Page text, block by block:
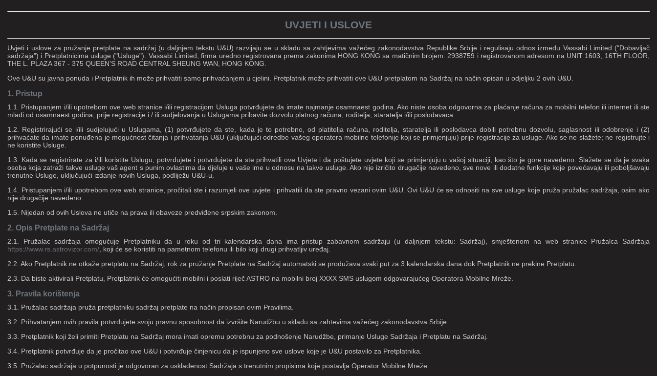
UVJETI I USLOVE
Uvjeti i uslove za pružanje pretplate na sadržaj (u daljnjem tekstu U&U) razvijaju se u skladu sa zahtjevima važećeg zakonodavstva Republike Srbije i regulisaju odnos između Vassabi Limited ("Dobavljač
sadržaja") i Pretplatnicima usluge ("Usluge"). Vassabi Limited, firma uredno registrovana prema zakonima HONG KONG sa matičnim brojem: 2938759 i registrovanom adresom na UNIT 1603, 16TH FLOOR,
THE L. PLAZA 367 - 375 QUEEN'S ROAD CENTRAL SHEUNG WAN, HONG KONG.
Ove U&U su javna ponuda i Pretplatnik ih može prihvatiti samo prihvaćanjem u cjelini. Pretplatnik može prihvatiti ove U&U pretplatom na Sadržaj na način opisan u odjeljku 2 ovih U&U.
1. Pristup
1.1. Pristupanjem i/ili upotrebom ove web stranice i/ili registracijom Usluga potvrđujete da imate najmanje osamnaest godina. Ako niste osoba odgovorna za plaćanje računa za mobilni telefon ili internet ili ste
mlađi od osamnaest godina, prije registracije i / ili sudjelovanja u Uslugama pribavite dozvolu platnog računa, roditelja, staratelja i/ili poslodavaca.
1.2. Registrirajući se i/ili sudjelujući u Uslugama, (1) potvrđujete da ste, kada je to potrebno, od platitelja računa, roditelja, staratelja ili poslodavca dobili potrebnu dozvolu, saglasnost ili odobrenje i (2)
prihvaćate da imate ponuđena je mogućnost čitanja i prihvatanja U&U (uključujući odredbe vašeg operatera mobilne telefonije koji se primjenjuju) prije registracije za usluge. Ako se ne slažete; ne registrujte i
ne koristite Usluge.
1.3. Kada se registrirate za i/ili koristite Uslugu, potvrđujete i potvrđujete da ste prihvatili ove Uvjete i da poštujete uvjete koji se primjenjuju u vašoj situaciji, kao što je gore navedeno. Slažete se da je svaka
osoba koja zatraži takve usluge vaš agent s punim ovlastima da djeluje u vaše ime u odnosu na takve usluge. Ako nije izričito drugačije navedeno, sve nove ili dodatne funkcije koje povećavaju ili poboljšavaju
trenutne Usluge, uključujući izdanje novih Usluga, podliježu U&U-u.
1.4. Pristupanjem i/ili upotrebom ove web stranice, pročitali ste i razumjeli ove uvjete i prihvatili da ste pravno vezani ovim U&U. Ovi U&U će se odnositi na sve usluge koje pruža pružalac sadržaja, osim ako
nije drugačije navedeno.
1.5. Nijedan od ovih Uslova ne utiče na prava ili obaveze predviđene srpskim zakonom.
2. Opis Pretplate na Sadržaj
2.1. Pružalac sadržaja omogućuje Pretplatniku da u roku od tri kalendarska dana ima pristup zabavnom sadržaju (u daljnjem tekstu: Sadržaj), smještenom na web stranice Pružalca Sadržaja
https://www.rs.astrovizor.com/ , koji će se koristiti na pametnom telefonu ili bilo koji drugi prihvatljiv uređaj.
2.2. Ako Pretplatnik ne otkaže pretplatu na Sadržaj, rok za pružanje Pretplate na Sadržaj automatski se produžava svaki put za 3 kalendarska dana dok Pretplatnik ne prekine Pretplatu.
2.3. Da biste aktivirali Pretplatu, Pretplatnik će omogućiti mobilni i poslati riječ ASTRO na mobilni broj XXXX SMS uslugom odgovarajućeg Operatora Mobilne Mreže.
3. Pravila korištenja
3.1. Pružalac sadržaja pruža pretplatniku sadržaj pretplate na način propisan ovim Pravilima.
3.2. Prihvatanjem ovih pravila potvrđujete svoju pravnu sposobnost da izvršite Narudžbu u skladu sa zahtevima važećeg zakonodavstva Srbije.
3.3. Pretplatnik koji želi primiti Pretplatu na Sadržaj mora imati opremu potrebnu za podnošenje Narudžbe, primanje Usluge Sadržaja i Pretplatu na Sadržaj.
3.4. Pretplatnik potvrđuje da je pročitao ove U&U i potvrđuje činjenicu da je ispunjeno sve uslove koje je U&U postavilo za Pretplatnika.
3.5. Pružalac sadržaja u potpunosti je odgovoran za usklađenost Sadržaja s trenutnim propisima koje postavlja Operator Mobilne Mreže.